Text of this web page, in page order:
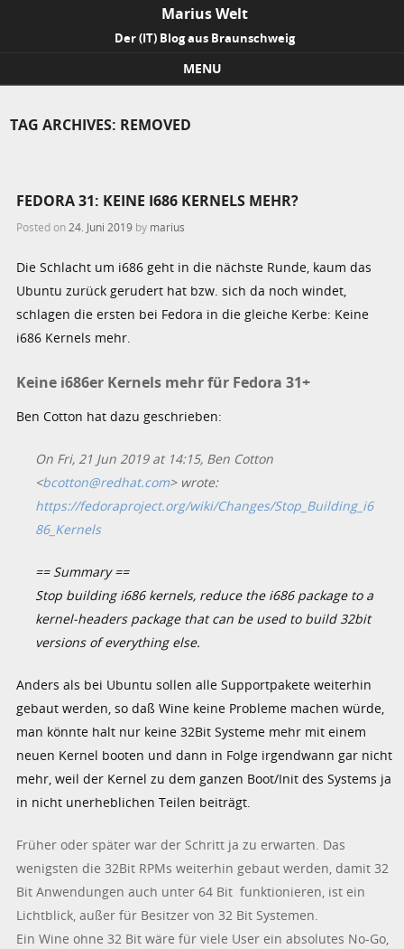
Marius Welt
Der (IT) Blog aus Braunschweig
MENU
TAG ARCHIVES: REMOVED
FEDORA 31: KEINE I686 KERNELS MEHR?
Posted on 24. Juni 2019 by marius
Die Schlacht um i686 geht in die nächste Runde, kaum das
Ubuntu zurück gerudert hat bzw. sich da noch windet,
schlagen die ersten bei Fedora in die gleiche Kerbe: Keine
i686 Kernels mehr.
Keine i686er Kernels mehr für Fedora 31+
Ben Cotton hat dazu geschrieben:
On Fri, 21 Jun 2019 at 14:15, Ben Cotton
<bcotton@redhat.com> wrote:
https://fedoraproject.org/wiki/Changes/Stop_Building_i6
86_Kernels
== Summary ==
Stop building i686 kernels, reduce the i686 package to a
kernel-headers package that can be used to build 32bit
versions of everything else.
Anders als bei Ubuntu sollen alle Supportpakete weiterhin
gebaut werden, so daß Wine keine Probleme machen würde,
man könnte halt nur keine 32Bit Systeme mehr mit einem
neuen Kernel booten und dann in Folge irgendwann gar nicht
mehr, weil der Kernel zu dem ganzen Boot/Init des Systems ja
in nicht unerheblichen Teilen beiträgt.
Früher oder später war der Schritt ja zu erwarten. Das
wenigsten die 32Bit RPMs weiterhin gebaut werden, damit 32
Bit Anwendungen auch unter 64 Bit funktionieren, ist ein
Lichtblick, außer für Besitzer von 32 Bit Systemen.
Ein Wine ohne 32 Bit wäre für viele User ein absolutes No-Go,